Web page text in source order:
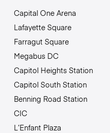
Capital One Arena
Lafayette Square
Farragut Square
Megabus DC
Capitol Heights Station
Capitol South Station
Benning Road Station
CIC
L’Enfant Plaza